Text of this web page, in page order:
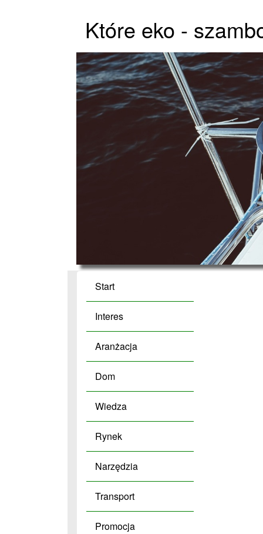
Które eko -
Start
Interes
Aranżacja
Dom
Wiedza
Rynek
Narzędzia
Transport
Promocja